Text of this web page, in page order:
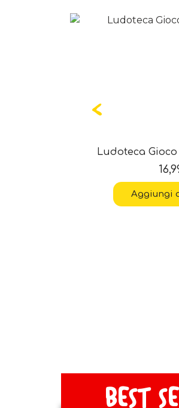
Ludoteca Gioco
Aggiungi
BEST